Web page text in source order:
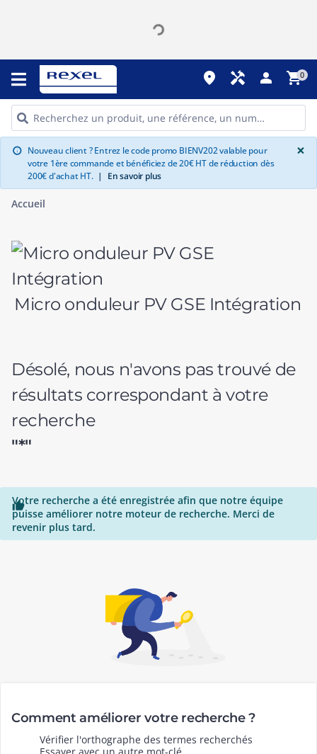
place handyman person shopping_cart0
info Nouveau client ? Entrez le code promo BIENV202 valable pour
votre 1ère commande et bénéficiez de 20€ HT de réduction dès
200€ d'achat HT. | En savoir plus
×
Accueil
Micro onduleur PV GSE Intégration
Désolé, nous n'avons pas trouvé de
résultats correspondant à votre
recherche
"*"

Votre recherche a été enregistrée afin que notre équipe
puisse améliorer notre moteur de recherche. Merci de
revenir plus tard.
Comment améliorer votre recherche ?
Vérifier l'orthographe des termes recherchés